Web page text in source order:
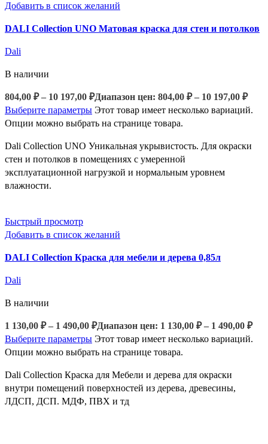
Добавить в список желаний
DALI Collection UNO Матовая краска для стен и потолков
Dali
В наличии
804,00 ₽ – 10 197,00 ₽Диапазон цен: 804,00 ₽ – 10 197,00 ₽
Выберите параметры Этот товар имеет несколько вариаций.
Опции можно выбрать на странице товара.
Dali Collection UNO Уникальная укрывистость. Для окраски
стен и потолков в помещениях с умеренной
эксплуатационной нагрузкой и нормальным уровнем
влажности.
Быстрый просмотр
Добавить в список желаний
DALI Collection Краска для мебели и дерева 0,85л
Dali
В наличии
1 130,00 ₽ – 1 490,00 ₽Диапазон цен: 1 130,00 ₽ – 1 490,00 ₽
Выберите параметры Этот товар имеет несколько вариаций.
Опции можно выбрать на странице товара.
Dali Collection Краска для Мебели и дерева для окраски
внутри помещений поверхностей из дерева, древесины,
ЛДСП, ДСП. МДФ, ПВХ и тд